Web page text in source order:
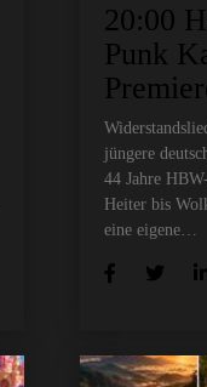
20:00
Punk
jüngere
44 Jahre
Heiter bis
eine eigene…